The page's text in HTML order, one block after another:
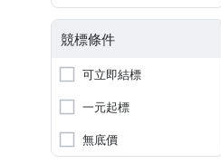
競標條件
可立即結標
一元起標
無底價